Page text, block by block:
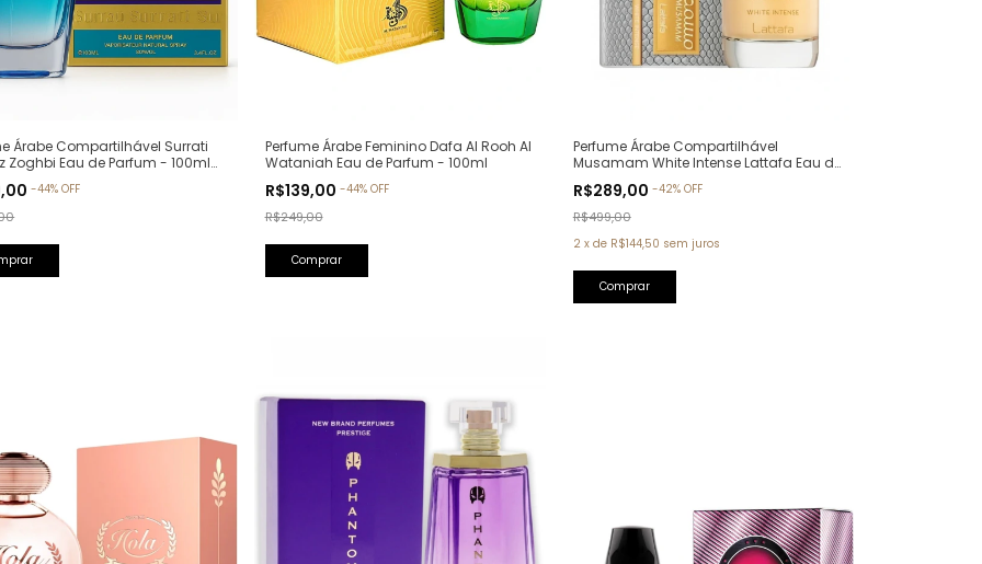
Árabe Compartilhável Surrati
Zoghbi Eau de Parfum - 100ml
-44%OFF
Perfume Árabe Feminino Dafa Al Rooh Al
Wataniah Eau de Parfum - 100ml
R$139,00 -44% OFF
R$249,00
Perfume Árabe Compartilhável
Musamam White Intense Lattafa Eau de
R$289,00 -42% OFF
R$499,00
2 x de R$144,50 sem juros